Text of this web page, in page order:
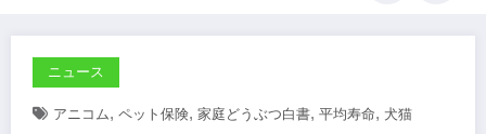
ニュース
アニコム, ペット保険, 家庭どうぶつ白書, 平均寿命, 犬猫